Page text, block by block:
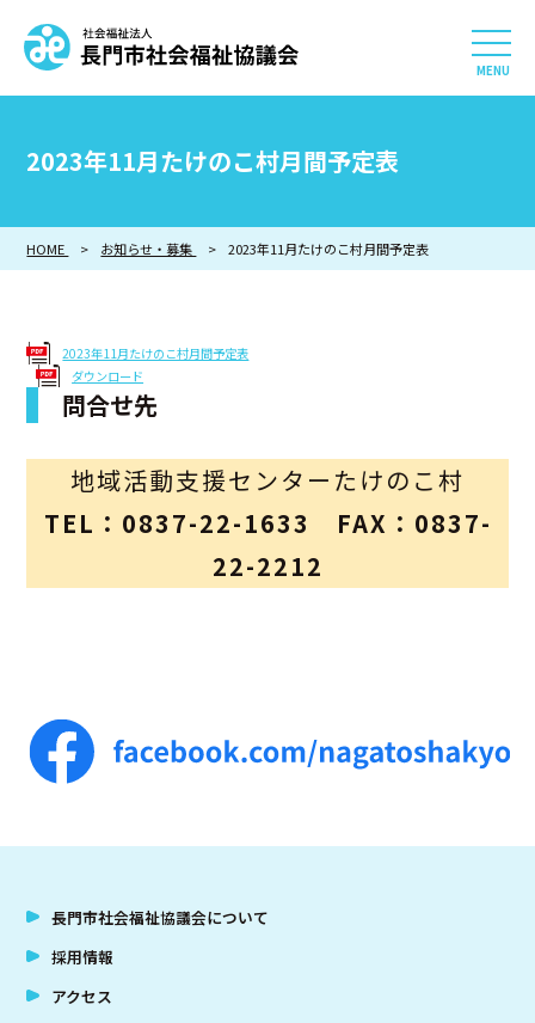
社会福祉法人 長門市社
相談したい
参加したい・貢献したい
利用したい
採用情報
アクセス
2023年11月たけのこ村月間予定表
HOME お知らせ・募集 2023年11月たけのこ村月間予定表
2023年11月たけのこ村月間予定表
ダウンロード
問合せ先
地域活動支援センターたけのこ村
TEL：0837-22-1633 FAX：0837-
22-2212
長門市社会福祉協議会について
採用情報
アクセス